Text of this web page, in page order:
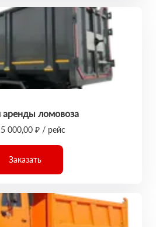
аренды ломовоза
000,00 ₽ / рейс
Заказать